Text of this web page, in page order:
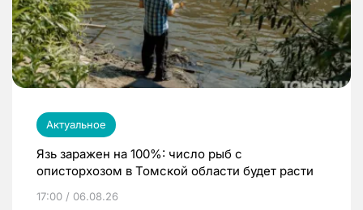
Актуальное
Язь заражен на 100%: число рыб с
описторхозом в Томской области будет расти
17:00 / 06.08.26